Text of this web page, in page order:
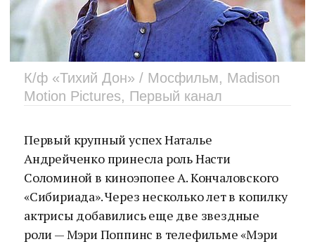
К/ф «Тихий Дон» / Мосфильм, Madison
Motion Pictures, Первый канал
Первый крупный успех Наталье
Андрейченко принесла роль Насти
Соломиной в киноэпопее А. Кончаловского
«Сибириада». Через несколько лет в копилку
актрисы добавились еще две звездные
роли — Мэри Поппинс в телефильме «Мэри